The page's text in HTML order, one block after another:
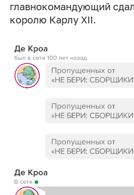
главнокомандующий
королю Карлу XII.